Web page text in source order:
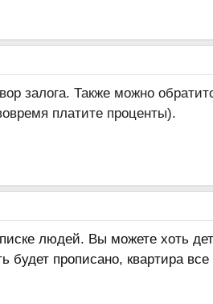
залога. Также можно
платите проценты).
людей. Вы можете хоть
прописано, квартира